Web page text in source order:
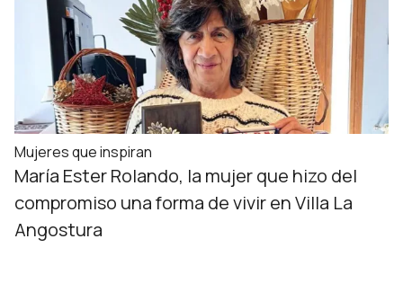
Mujeres que inspiran
María Ester Rolando, la mujer que hizo del
compromiso una forma de vivir en Villa La
Angostura